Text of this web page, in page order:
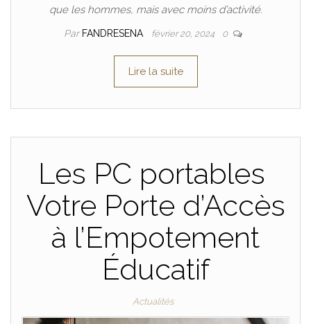
que les hommes, mais avec moins d’activité.
Par FANDRESENA février 20, 2024 0
Lire la suite
Les PC portables
Votre Porte d’Accès
à l’Empotement
Éducatif
Actualités